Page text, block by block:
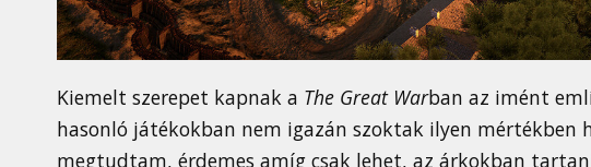
Kiemelt szerepet kapnak a The Great Warban az imént
hasonló játékokban nem igazán szoktak ilyen
megtudtam, érdemes amíg csak lehet, az árkokban